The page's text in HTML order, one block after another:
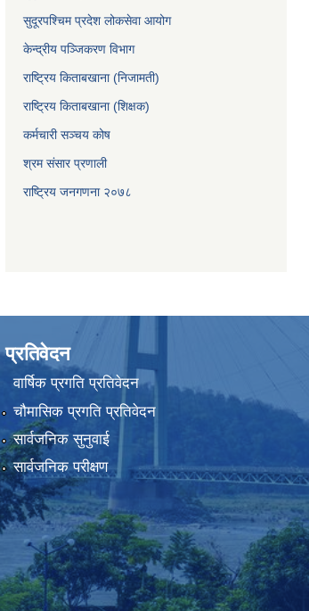
सुदूरपश्‍चिम प्रदेश लोकसेवा आयोग
केन्द्रीय पञ्जिकरण विभाग
राष्ट्रिय किताबखाना (निजामती)
राष्ट्रिय किताबखाना (शिक्षक)
कर्मचारी सञ्चय कोष
श्रम संसार प्रणाली
राष्ट्रिय जनगणना २०७८
प्रतिवेदन
वार्षिक प्रगति प्रतिवेदन
चौमासिक प्रगति प्रतिवेदन
सार्वजनिक सुनुवाई
सार्वजनिक परीक्षण